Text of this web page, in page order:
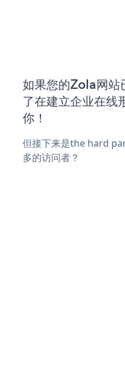
如果您的Zola网站
了在建立企业在线
你！
但接下来是the hard
多的访问者？